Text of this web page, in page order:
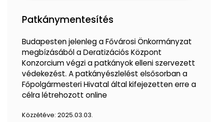
Patkánymentesítés
Budapesten jelenleg a Fővárosi Önkormányzat
megbízásából a Deratizációs Központ
Konzorcium végzi a patkányok elleni szervezett
védekezést. A patkányészlelést elsősorban a
Főpolgármesteri Hivatal által kifejezetten erre a
célra létrehozott online
Közzétéve: 2025.03.03.